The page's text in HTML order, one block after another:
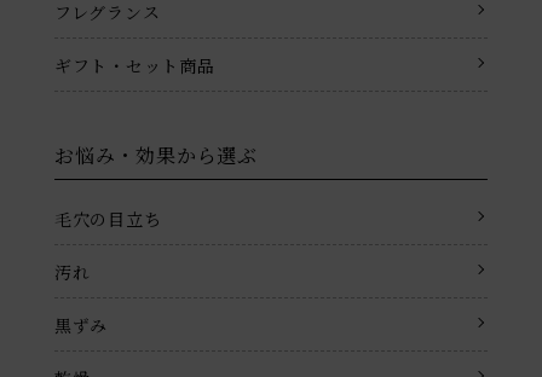
フレグランス
ギフト・セット商品
お悩み・効果から選ぶ
毛穴の目立ち
汚れ
黒ずみ